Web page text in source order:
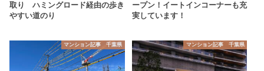
取り ハミングロード経由の歩き
やすい道のり
ープン！イートインコーナーも充
実しています！
マンション記事 千葉県 マンション記事 千葉県